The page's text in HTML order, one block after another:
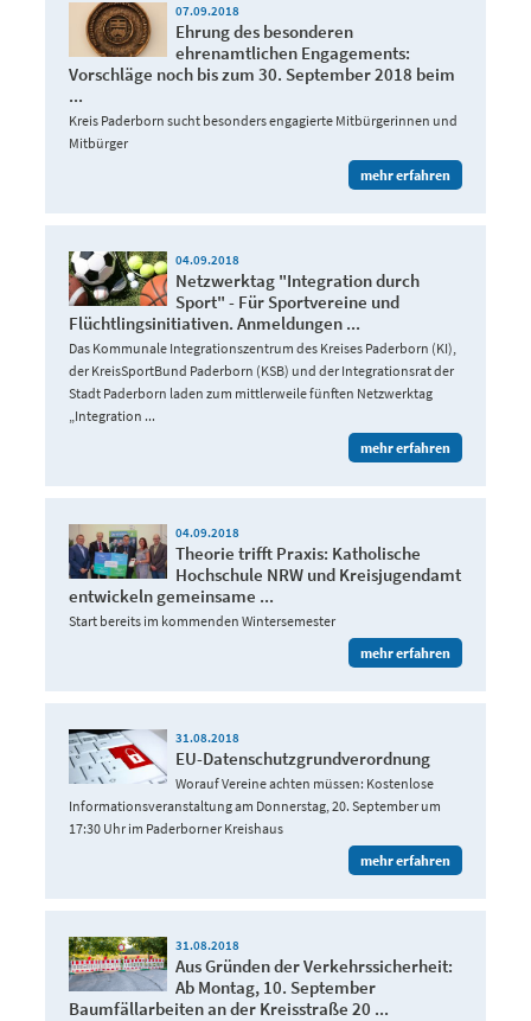
07.09.2018
Ehrung des besonderen
ehrenamtlichen Engagements:
Vorschläge noch bis zum 30. September 2018 beim
...
Kreis Paderborn sucht besonders engagierte Mitbürgerinnen und
Mitbürger
mehr erfahren
04.09.2018
Netzwerktag "Integration durch
Sport" - Für Sportvereine und
Flüchtlingsinitiativen. Anmeldungen ...
Das Kommunale Integrationszentrum des Kreises Paderborn (KI),
der KreisSportBund Paderborn (KSB) und der Integrationsrat der
Stadt Paderborn laden zum mittlerweile fünften Netzwerktag
„Integration ...
mehr erfahren
04.09.2018
Theorie trifft Praxis: Katholische
Hochschule NRW und Kreisjugendamt
entwickeln gemeinsame ...
Start bereits im kommenden Wintersemester
mehr erfahren
31.08.2018
EU-Datenschutzgrundverordnung
Worauf Vereine achten müssen: Kostenlose
Informationsveranstaltung am Donnerstag, 20. September um
17:30 Uhr im Paderborner Kreishaus
mehr erfahren
31.08.2018
Aus Gründen der Verkehrssicherheit:
Ab Montag, 10. September
Baumfällarbeiten an der Kreisstraße 20 ...